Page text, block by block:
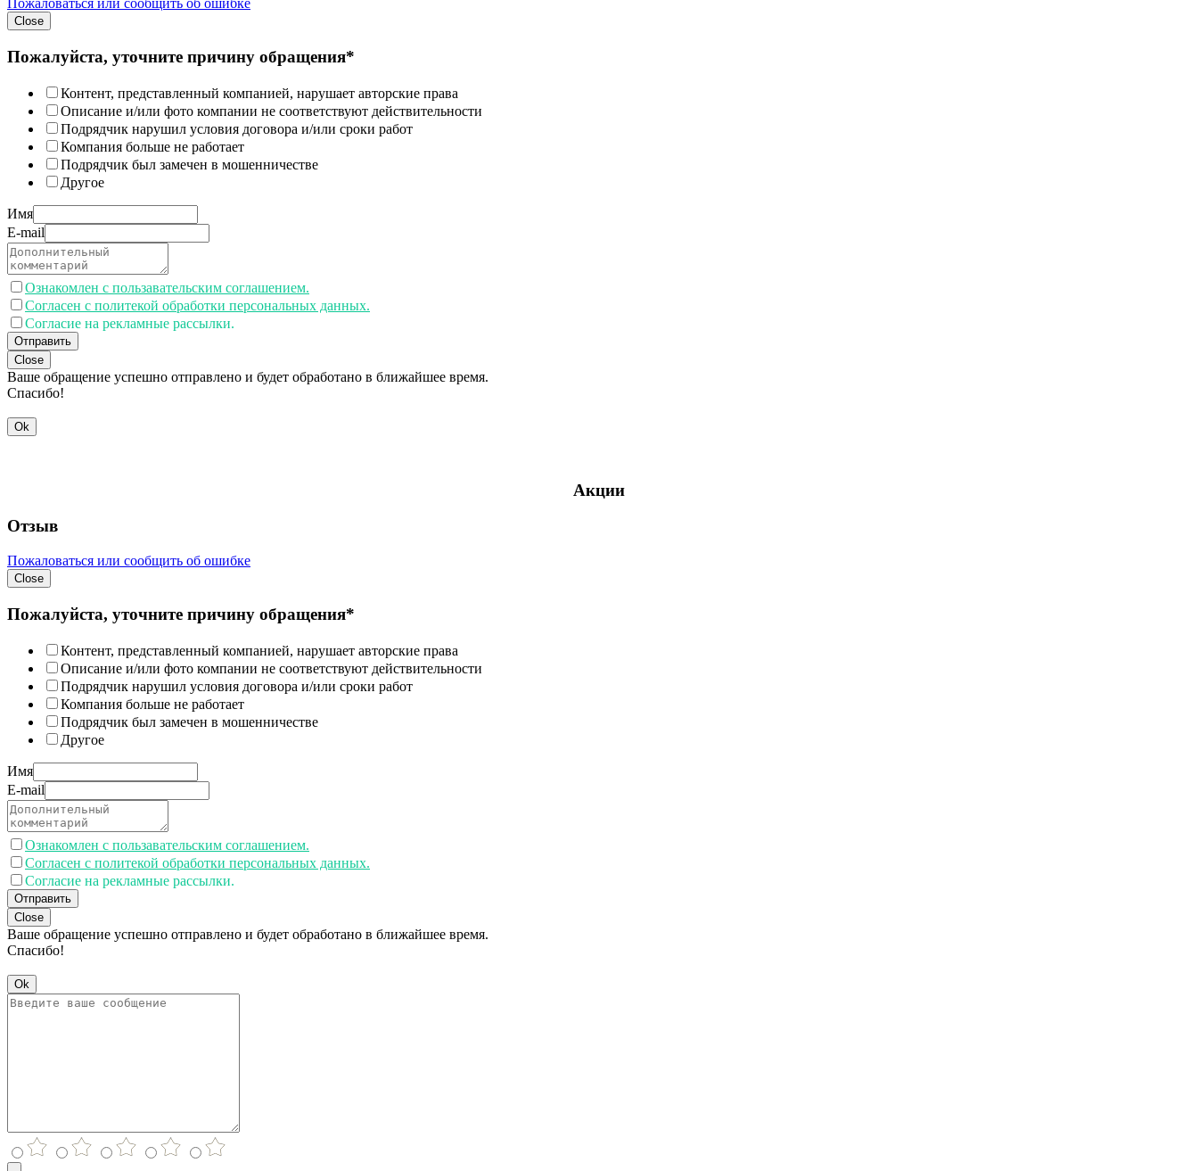
Пожаловаться или сообщить об ошибке
Close
Пожалуйста, уточните причину обращения*
Контент, представленный компанией, нарушает авторские права
Описание и/или фото компании не соответствуют действительности
Подрядчик нарушил условия договора и/или сроки работ
Компания больше не работает
Подрядчик был замечен в мошенничестве
Другое
Имя
E-mail
Ознакомлен с пользавательским соглашением.
Согласен с политекой обработки персональных данных.
Согласие на рекламные рассылки.
Отправить
Close
Ваше обращение успешно отправлено и будет обработано в ближайшее время.
Спасибо!
Ok
Акции
Отзыв
Пожаловаться или сообщить об ошибке
Close
Пожалуйста, уточните причину обращения*
Контент, представленный компанией, нарушает авторские права
Описание и/или фото компании не соответствуют действительности
Подрядчик нарушил условия договора и/или сроки работ
Компания больше не работает
Подрядчик был замечен в мошенничестве
Другое
Имя
E-mail
Ознакомлен с пользавательским соглашением.
Согласен с политекой обработки персональных данных.
Согласие на рекламные рассылки.
Отправить
Close
Ваше обращение успешно отправлено и будет обработано в ближайшее время.
Спасибо!
Ok